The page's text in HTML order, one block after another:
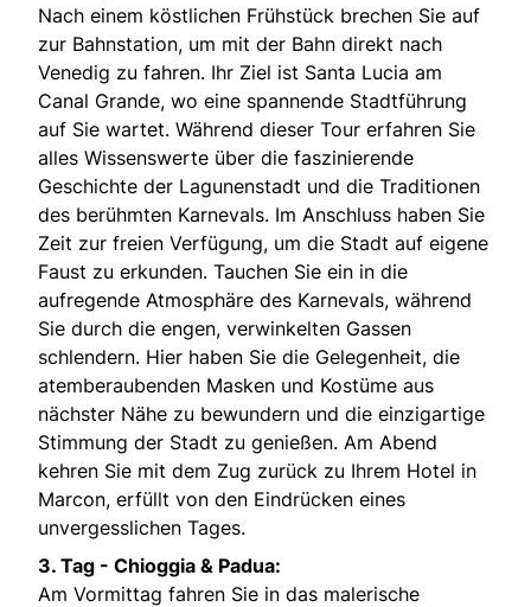
Nach einem köstlichen Frühstück brechen Sie auf
zur Bahnstation, um mit der Bahn direkt nach
Venedig zu fahren. Ihr Ziel ist Santa Lucia am
Canal Grande, wo eine spannende Stadtführung
auf Sie wartet. Während dieser Tour erfahren Sie
alles Wissenswerte über die faszinierende
Geschichte der Lagunenstadt und die Traditionen
des berühmten Karnevals. Im Anschluss haben Sie
Zeit zur freien Verfügung, um die Stadt auf eigene
Faust zu erkunden. Tauchen Sie ein in die
aufregende Atmosphäre des Karnevals, während
Sie durch die engen, verwinkelten Gassen
schlendern. Hier haben Sie die Gelegenheit, die
atemberaubenden Masken und Kostüme aus
nächster Nähe zu bewundern und die einzigartige
Stimmung der Stadt zu genießen. Am Abend
kehren Sie mit dem Zug zurück zu Ihrem Hotel in
Marcon, erfüllt von den Eindrücken eines
unvergesslichen Tages.
3. Tag - Chioggia & Padua:
Am Vormittag fahren Sie in das malerische